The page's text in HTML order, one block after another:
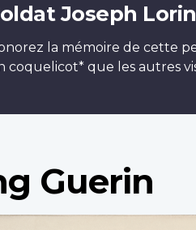
Joseph
la mémoire de cette
coquelicot* que les autres
Guerin